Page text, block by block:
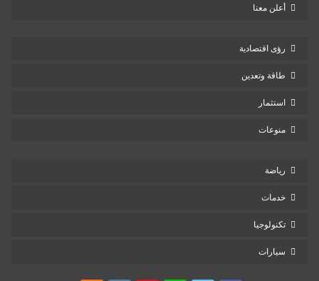
أعلن معنا
رؤى اقتصادية
طاقة وتعدين
استثمار
منوعات
رياضة
خدمات
تكنولوجيا
سيارات